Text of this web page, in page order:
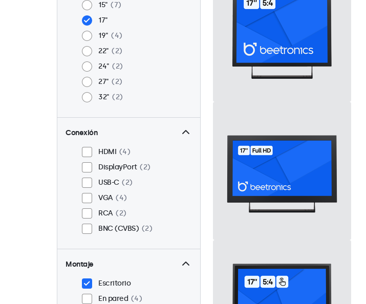
15"
7
17"
19"
4
22"
2
24"
2
27"
2
32"
2
Conexión
HDMI
4
DisplayPort
2
USB-C
2
VGA
4
RCA
2
BNC (CVBS)
2
Montaje
Escritorio
En pared
4